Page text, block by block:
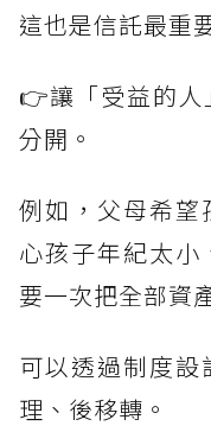
這也是信託最重
👉讓「受益的人
分開。
例如，父母希望
心孩子年紀太小
要一次把全部資
可以透過制度設
理、後移轉。